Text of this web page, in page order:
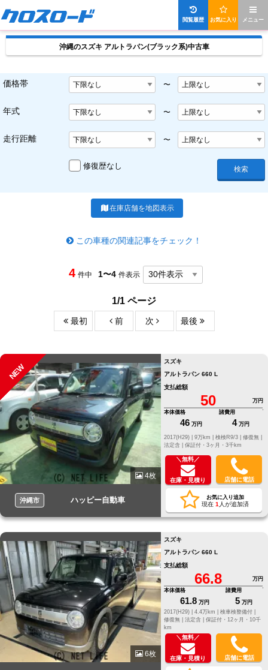
メニュー
お気に入り
閲覧履歴
沖縄のスズキ アルトラパン(ブラック系)中古車
価格帯 〜
年式 〜
走行距離 〜
修復歴なし 検索
在庫店舗を地図表示
この車種の関連記事をチェック！
4 件中 1〜4 件表示
1/1 ページ
最初 前 次 最後
NEW
4枚
沖縄市 ハッピー自動車
スズキ
アルトラパン 660 L
支払総額
50
万円
本体価格
46 万円
諸費用
4 万円
修復無 |
法定含 | 保証付・3ヶ月・3千km
＼無料／
在庫・見積り 店舗に電話
お気に入り追加
現在 1 人が追加済
6枚
スズキ
アルトラパン 660 L
支払総額
66.8
万円
本体価格
61.8 万円
諸費用
5 万円
2017(H29) |
4.4万km |
検車検整備付 |
修復無 | 法定含 | 保証付・12ヶ月・10千
km
＼無料／
在庫・見積り 店舗に電話